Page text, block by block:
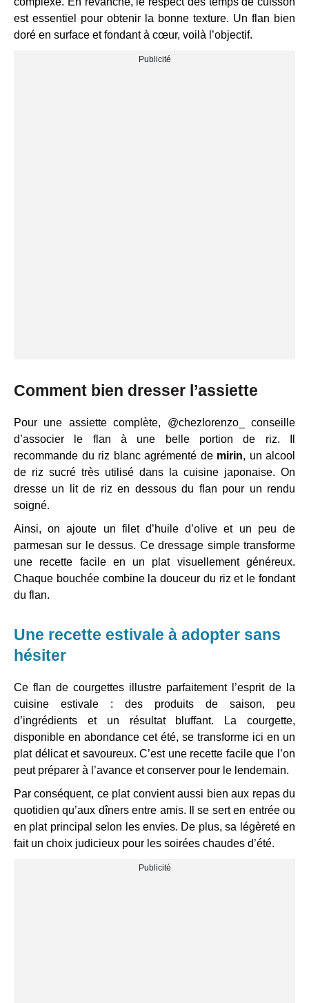
est essentiel pour obtenir la bonne texture. Un flan bien
doré en surface et fondant à cœur, voilà l’objectif.
Comment bien dresser l’assiette
Pour une assiette complète, @chezlorenzo_ conseille
d’associer le flan à une belle portion de riz. Il
recommande du riz blanc agrémenté de mirin, un alcool
de riz sucré très utilisé dans la cuisine japonaise. On
dresse un lit de riz en dessous du flan pour un rendu
soigné.
Ainsi, on ajoute un filet d’huile d’olive et un peu de
parmesan sur le dessus. Ce dressage simple transforme
une recette facile en un plat visuellement généreux.
Chaque bouchée combine la douceur du riz et le fondant
du flan.
Une recette estivale à adopter sans
hésiter
Ce flan de courgettes illustre parfaitement l’esprit de la
cuisine estivale : des produits de saison, peu
d’ingrédients et un résultat bluffant. La courgette,
disponible en abondance cet été, se transforme ici en un
plat délicat et savoureux. C’est une recette facile que l’on
peut préparer à l’avance et conserver pour le lendemain.
Par conséquent, ce plat convient aussi bien aux repas du
quotidien qu’aux dîners entre amis. Il se sert en entrée ou
en plat principal selon les envies. De plus, sa légèreté en
fait un choix judicieux pour les soirées chaudes d’été.